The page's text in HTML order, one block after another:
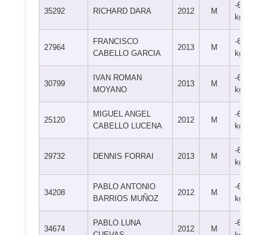
35292 RICHARD DARA 2012 M
-60
kg
27964
FRANCISCO
CABELLO GARCIA
2013 M
-60
kg
30799
IVAN ROMAN
MOYANO
2013 M
-60
kg
25120
MIGUEL ANGEL
CABELLO LUCENA
2012 M
-60
kg
29732 DENNIS FORRAI 2013 M
-60
kg
34208
PABLO ANTONIO
BARRIOS MUÑOZ
2012 M
-60
kg
34674
PABLO LUNA
2012 M
-60